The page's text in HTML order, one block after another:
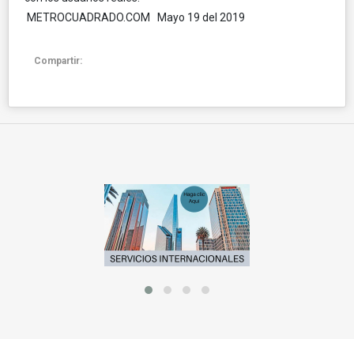
METROCUADRADO.COM Mayo 19 del 2019
Compartir: